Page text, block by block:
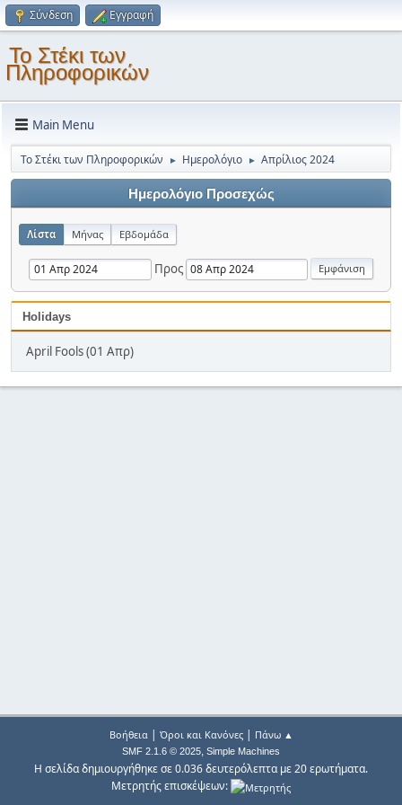
Σύνδεση Εγγραφή
Το Στέκι των
Πληροφορικών
Main Menu
Το Στέκι των Πληροφορικών ► Ημερολόγιο ► Απρίλιος 2024
Ημερολόγιο Προσεχώς
Λίστα Μήνας Εβδομάδα
Προς
Holidays
April Fools (01 Απρ)
Βοήθεια| Όροι και Κανόνες| Πάνω ▲
SMF 2.1.6 © 2025, Simple Machines
Η σελίδα δημιουργήθηκε σε 0.036 δευτερόλεπτα με 20 ερωτήματα.
Μετρητής επισκέψεων: